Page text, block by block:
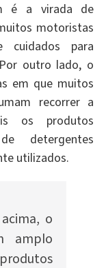
é a virada de
motoristas
cuidados para
outro lado, o
em que muitos
recorrer a
os produtos
detergentes
utilizados.
o
amplo